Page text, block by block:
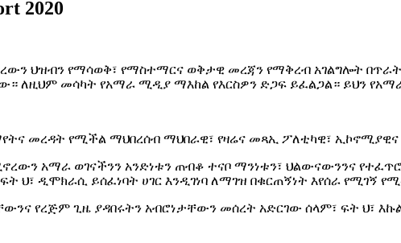
2020
ህዝብን የማሳወቅ፣ የማስተማርና ወቅታዊ መረጃን የማቅረብ አገልግሎት
ለዚህም መሳካት የአማራ ሚዲያ ማእከል የእርስዎን ድጋፍ ይፈልጋል። ይህን
መረዳት የሚችል ማህበረሰብ ማህበራዊ፣ የዛሬና መጻኢ ፖለቲካዊ፣
አማራ ወገናችንን አንድነቱን ጠብቆ ተናቦ ማንነቱን፣ ህልውናውንንና የተፈጥሮ
ህ፣ ዲሞክራሲ ይሰፈነባት ሀገር እንዲገነባ ለማገዝ በቁርጠኝነት እየሰራ የሚገኝ
የረጅም ጊዜ ያዳበሩትን አብሮነታቸውን መሰረት አድርገው ሰላም፣ ፍት ህ፣